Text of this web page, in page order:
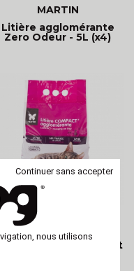
MARTIN
Litière agglomérante
Zero Odeur - 5L (x4)
MARTIN
Litière agglomérante
pour chats et
Continuer sans accepter
nous utilisons